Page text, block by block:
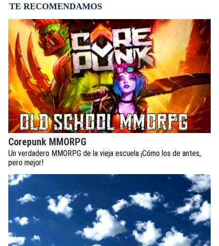
TE RECOMENDAMOS
Corepunk MMORPG
Un verdadero MMORPG de la vieja escuela ¡Cómo los de antes,
pero mejor!